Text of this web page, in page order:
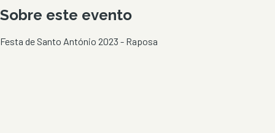
Sobre este evento
Festa de Santo António 2023 - Raposa